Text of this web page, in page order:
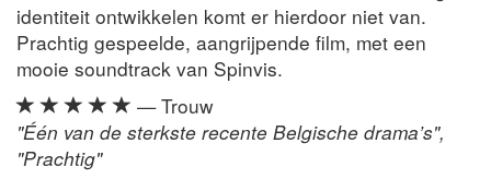
identiteit ontwikkelen komt er hierdoor niet van.
Prachtig gespeelde, aangrijpende film, met een
mooie soundtrack van Spinvis.
— Trouw
"Één van de sterkste recente Belgische drama’s",
"Prachtig"